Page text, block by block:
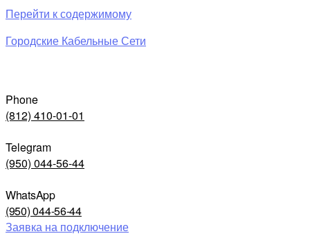
Перейти к содержимому
Городские Кабельные Сети
Phone
(812) 410-01-01
Telegram
(950) 044-56-44
WhatsApp
(950) 044-56-44
Заявка на подключение